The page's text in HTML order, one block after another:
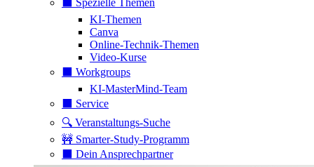
⬛️ Spezielle Themen
KI-Themen
Canva
Online-Technik-Themen
Video-Kurse
⬛️ Workgroups
KI-MasterMind-Team
⬛️ Service
🔍 Veranstaltungs-Suche
🚧 Smarter-Study-Programm
⬛️ Dein Ansprechpartner